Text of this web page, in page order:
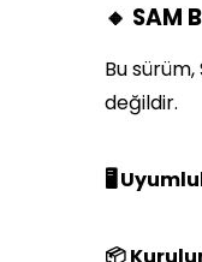
🔸
Bu
değildir.
🖥️